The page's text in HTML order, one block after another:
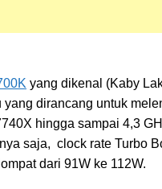
yang dikenal (Kaby
dirancang untuk
hingga sampai 4,3
saja, clock rate Turbo
dari 91W ke 112W.